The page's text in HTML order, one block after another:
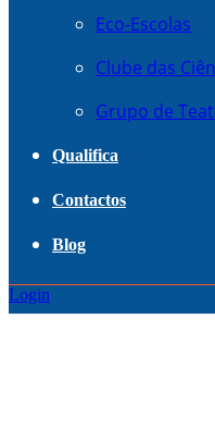
Eco-Escolas
Clube das
Grupo de
Qualifica
Contactos
Blog
Login